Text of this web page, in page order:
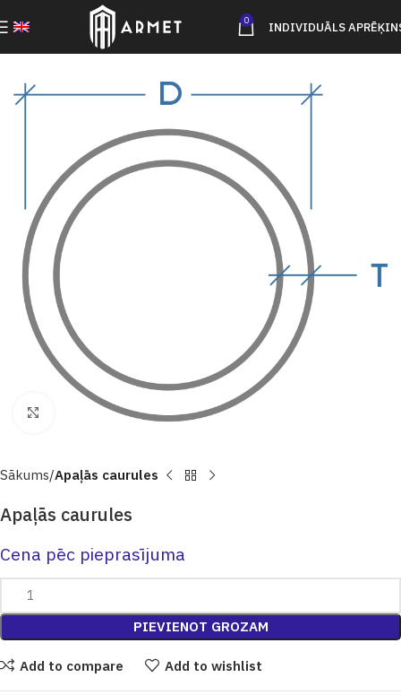
0 INDIVIDUĀLS
Click to enlarge
Sākums Apaļās caurules
Apaļās caurules
Cena pēc pieprasījuma
PIEVIENOT GROZAM
Add to compare Add to wishlist